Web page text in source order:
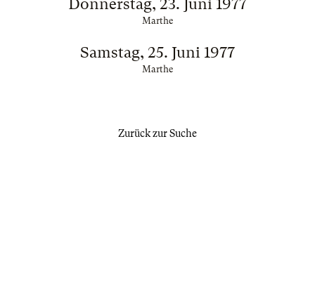
Donnerstag, 23. Juni 1977
Marthe
Samstag, 25. Juni 1977
Marthe
Zurück zur Suche